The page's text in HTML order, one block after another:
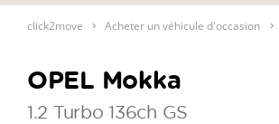
click2move Acheter un véhicule d'occasion
OPEL Mokka
1.2 Turbo 136ch GS